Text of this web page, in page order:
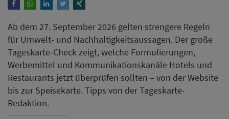
Ab dem 27. September 2026 gelten strengere Regeln
für Umwelt- und Nachhaltigkeitsaussagen. Der große
Tageskarte-Check zeigt, welche Formulierungen,
Werbemittel und Kommunikationskanäle Hotels und
Restaurants jetzt überprüfen sollten – von der Website
bis zur Speisekarte. Tipps von der Tageskarte-
Redaktion.